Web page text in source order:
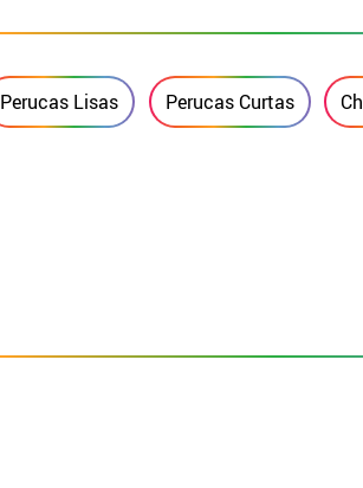
Perucas Lisas Perucas Curtas